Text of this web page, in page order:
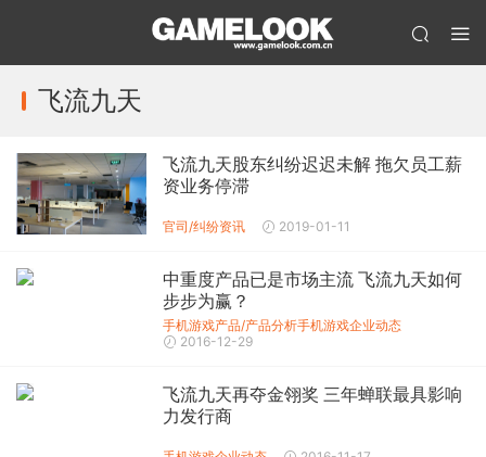
飞流九天
飞流九天股东纠纷迟迟未解 拖欠员工薪
资业务停滞
官司/纠纷资讯 2019-01-11
中重度产品已是市场主流 飞流九天如何
步步为赢？
手机游戏产品/产品分析手机游戏企业动态
2016-12-29
飞流九天再夺金翎奖 三年蝉联最具影响
力发行商